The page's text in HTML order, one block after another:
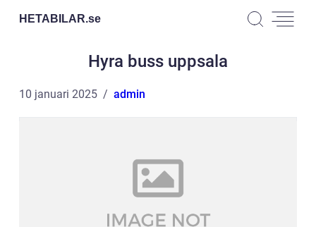
HETABILAR.se
Hyra buss uppsala
10 januari 2025 admin